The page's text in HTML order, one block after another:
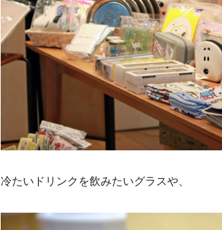
冷たいドリンクを飲みたいグラスや、